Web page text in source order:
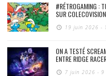
#RÉTROGAMING :
SUR
19 juin 2026 -
ON A TESTÉ
ENTRE RIDGE
7 juin 2026 - 9